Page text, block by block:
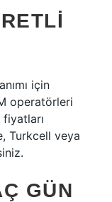
için
operatörleri
Turkcell veya
GÜN